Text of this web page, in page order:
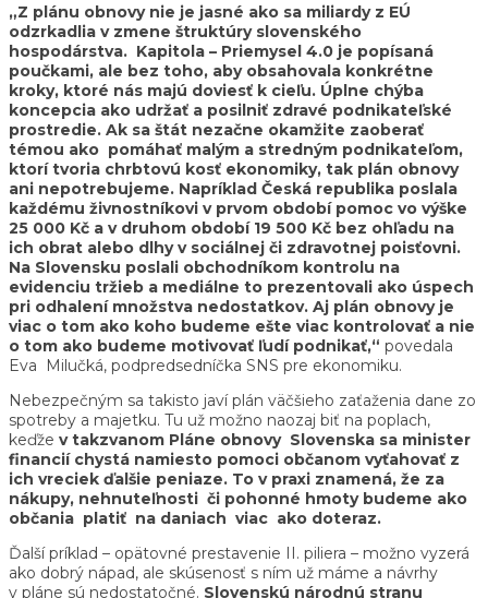
„Z plánu obnovy nie je jasné ako sa miliardy z EÚ
odzrkadlia v zmene štruktúry slovenského
hospodárstva. Kapitola – Priemysel 4.0 je popísaná
poučkami, ale bez toho, aby obsahovala konkrétne
kroky, ktoré nás majú doviesť k cieľu. Úplne chýba
koncepcia ako udržať a posilniť zdravé podnikateľské
prostredie. Ak sa štát nezačne okamžite zaoberať
témou ako pomáhať malým a stredným podnikateľom,
ktorí tvoria chrbtovú kosť ekonomiky, tak plán obnovy
ani nepotrebujeme. Napríklad Česká republika poslala
každému živnostníkovi v prvom období pomoc vo výške
25 000 Kč a v druhom období 19 500 Kč bez ohľadu na
ich obrat alebo dlhy v sociálnej či zdravotnej poisťovni.
Na Slovensku poslali obchodníkom kontrolu na
evidenciu tržieb a mediálne to prezentovali ako úspech
pri odhalení množstva nedostatkov. Aj plán obnovy je
viac o tom ako koho budeme ešte viac kontrolovať a nie
o tom ako budeme motivovať ľudí podnikať,“ povedala
Eva Milučká, podpredsedníčka SNS pre ekonomiku.
Nebezpečným sa takisto javí plán väčšieho zaťaženia dane zo
spotreby a majetku. Tu už možno naozaj biť na poplach,
keďže v takzvanom Pláne obnovy Slovenska sa minister
financií chystá namiesto pomoci občanom vyťahovať z
ich vreciek ďalšie peniaze. To v praxi znamená, že za
nákupy, nehnuteľnosti či pohonné hmoty budeme ako
občania platiť na daniach viac ako doteraz.
Ďalší príklad – opätovné prestavenie II. piliera – možno vyzerá
ako dobrý nápad, ale skúsenosť s ním už máme a návrhy
v pláne sú nedostatočné. Slovenskú národnú stranu